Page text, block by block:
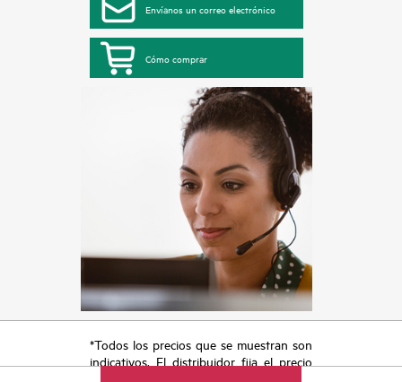
Envíanos un correo electrónico
Cómo comprar
*Todos los precios que se muestran son
indicativos. El distribuidor fija el precio